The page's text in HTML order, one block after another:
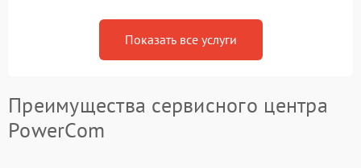
Показать все услуги
Преимущества сервисного центра
PowerCom